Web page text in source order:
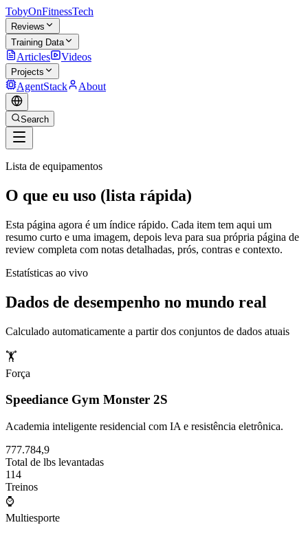
TobyOnFitnessTech
Reviews
Training Data
Articles Videos
Projects
AgentStack About
Search
Lista de equipamentos
O que eu uso (lista rápida)
Esta página agora é um índice rápido. Cada item tem aqui um
resumo curto e uma imagem, depois leva para sua própria página de
review completa com notas detalhadas, prós, contras e contexto.
Estatísticas ao vivo
Dados de desempenho no mundo real
Calculado automaticamente a partir dos conjuntos de dados atuais
🏋️
Força
Speediance Gym Monster 2S
Academia inteligente residencial com IA e resistência eletrônica.
777.784,9
Total de lbs levantadas
114
Treinos
⌚
Multiesporte